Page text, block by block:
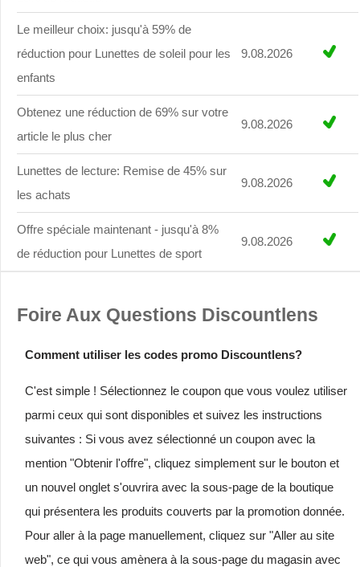
Le meilleur choix: jusqu'à 59% de
réduction pour Lunettes de soleil pour les
enfants
9.08.2026
Obtenez une réduction de 69% sur votre
article le plus cher
9.08.2026
Lunettes de lecture: Remise de 45% sur
les achats
9.08.2026
Offre spéciale maintenant - jusqu'à 8%
de réduction pour Lunettes de sport
9.08.2026
Foire Aux Questions Discountlens
Comment utiliser les codes promo Discountlens?
C'est simple ! Sélectionnez le coupon que vous voulez utiliser
parmi ceux qui sont disponibles et suivez les instructions
suivantes : Si vous avez sélectionné un coupon avec la
mention "Obtenir l'offre", cliquez simplement sur le bouton et
un nouvel onglet s'ouvrira avec la sous-page de la boutique
qui présentera les produits couverts par la promotion donnée.
Pour aller à la page manuellement, cliquez sur "Aller au site
web", ce qui vous amènera à la sous-page du magasin avec